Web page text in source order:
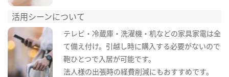
活用シーンについて
テレビ・冷蔵庫・洗濯機・机などの家具家電は全
て備え付け。引越し時に購入する必要がないので
鞄ひとつで入居が可能です。
法人様の出張時の経費削減にもおすすめです。